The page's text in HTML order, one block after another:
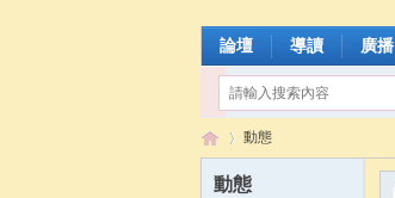
論壇 導讀 廣播
動態
動態